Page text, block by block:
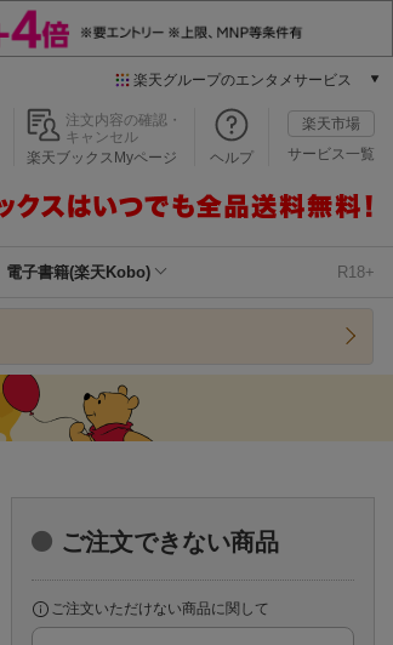
楽天グループのエンタメサービス
本/ゲーム/CD/DVD
楽天ブックス
楽天Kobo
楽天チケット
エンタメニュース
推し楽
注文内容の確認・
キャンセル
楽天ブックスMyページ
ヘルプ
楽天市場
サービス一覧
電子書籍(楽天Kobo) R18+
ご注文できない商品
ご注文いただけない商品に関して